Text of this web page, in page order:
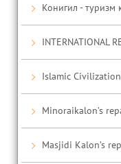
Конигил - туризм
INTERNATIONAL
Islamic
Minoraikalon’s
Masjidi Kalon’s